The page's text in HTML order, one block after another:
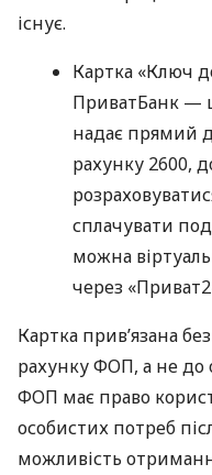
існує.
Картка «Ключ
ПриватБанк —
надає прямий
рахунку 2600,
сплачувати
можна
через
Картка прив’язана
рахунку ФОП, а не до
ФОП має право
особистих потреб
можливість